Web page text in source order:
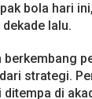
bola hari
lalu.
berkembang
strategi.
ditempa di